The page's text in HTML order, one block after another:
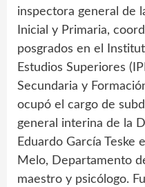
inspectora general de
Inicial y Primaria,
posgrados en el
Estudios Superiores
Secundaria y
ocupó el cargo de
general interina de la
Eduardo García Teske
Melo, Departamento
maestro y psicólogo.